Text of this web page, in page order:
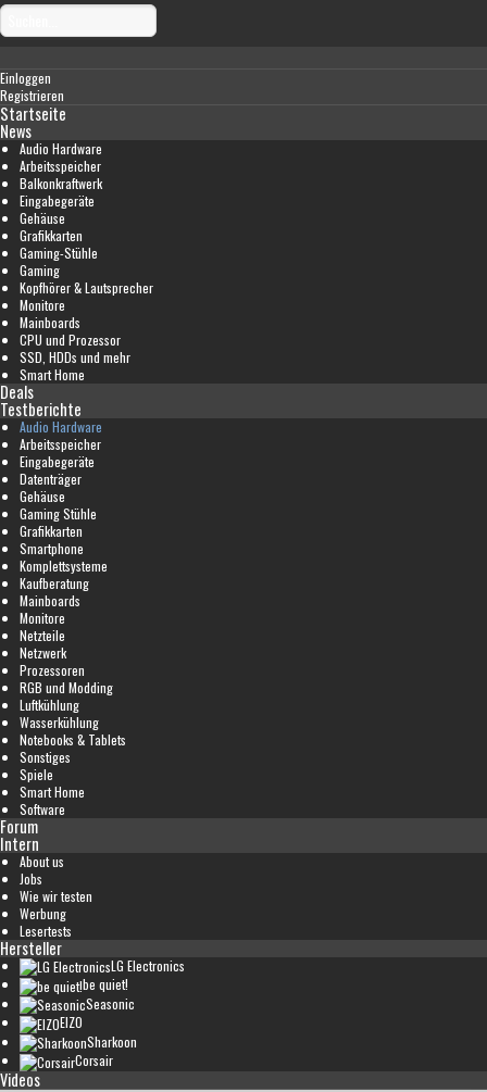
Einloggen
Registrieren
Startseite
News
Audio Hardware
Arbeitsspeicher
Balkonkraftwerk
Eingabegeräte
Gehäuse
Grafikkarten
Gaming-Stühle
Gaming
Kopfhörer & Lautsprecher
Monitore
Mainboards
CPU und Prozessor
SSD, HDDs und mehr
Smart Home
Deals
Testberichte
Audio Hardware
Arbeitsspeicher
Eingabegeräte
Datenträger
Gehäuse
Gaming Stühle
Grafikkarten
Smartphone
Komplettsysteme
Kaufberatung
Mainboards
Monitore
Netzteile
Netzwerk
Prozessoren
RGB und Modding
Luftkühlung
Wasserkühlung
Notebooks & Tablets
Sonstiges
Spiele
Smart Home
Software
Forum
Intern
About us
Jobs
Wie wir testen
Werbung
Lesertests
Hersteller
LG Electronics
be quiet!
Seasonic
EIZO
Sharkoon
Corsair
Videos